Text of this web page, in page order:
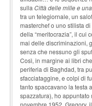
sulla Città delle mille e
tra un telegiornale, un
masterchef o uno stilista
della “meritocrazia”, il cui
mai delle discriminazioni,
senza che nessuno gli
Così, in margine ai libri
periferia di Baghdad, tra
sfacciataggine, e colpi di
tanto spaccavano la testa
spazzatura), ho